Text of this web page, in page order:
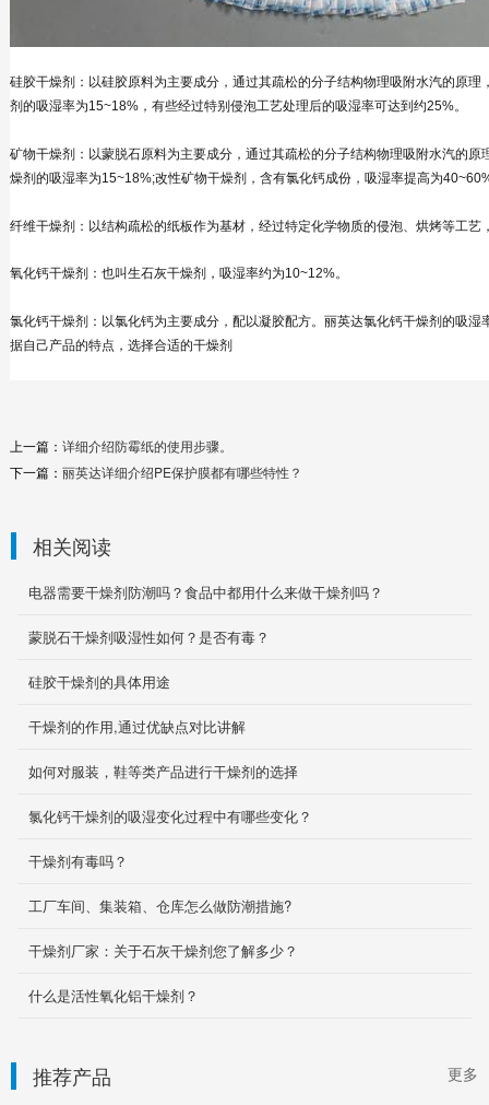
硅胶干燥剂：以硅胶原料为主要成分，通过其疏松的分子结构物理吸附水汽的原理
剂的吸湿率为15~18%，有些经过特别侵泡工艺处理后的吸湿率可达到约25%。
矿物干燥剂：以蒙脱石原料为主要成分，通过其疏松的分子结构物理吸附水汽的原
燥剂的吸湿率为15~18%;改性矿物干燥剂，含有氯化钙成份，吸湿率提高为
纤维干燥剂：以结构疏松的纸板作为基材，经过特定化学物质的侵泡、烘烤等工
氧化钙干燥剂：也叫生石灰干燥剂，吸湿率约为10~12%。
氯化钙干燥剂：以氯化钙为主要成分，配以凝胶配方。丽英达氯化钙干燥剂的吸
据自己产品的特点，选择合适的干燥剂
上一篇： 详细介绍防霉纸的使用步骤。
下一篇： 丽英达详细介绍PE保护膜都有哪些特性？
相关阅读
电器需要干燥剂防潮吗？食品中都用什么来做干燥剂吗？
蒙脱石干燥剂吸湿性如何？是否有毒？
硅胶干燥剂的具体用途
干燥剂的作用,通过优缺点对比讲解
如何对服装，鞋等类产品进行干燥剂的选择
氯化钙干燥剂的吸湿变化过程中有哪些变化？
干燥剂有毒吗？
工厂车间、集装箱、仓库怎么做防潮措施?
干燥剂厂家：关于石灰干燥剂您了解多少？
什么是活性氧化铝干燥剂？
更多
推荐产品
硅胶，是可以取代蓝胶指示剂的最佳产品。该产
2020-05-08
气相防锈干燥剂
气相防锈干燥剂是用气化性气相防锈纸将吸湿材
料硅胶填充，三面热封成袋而成的具有可以挥发
金属气相...
韧性强、抗撕裂...
2020-05-08
防霉PE袋(膜)